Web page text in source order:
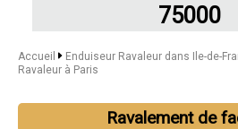
75000
Accueil Enduiseur Ravaleur dans Ile-de-
Ravaleur à Paris
Ravalement de